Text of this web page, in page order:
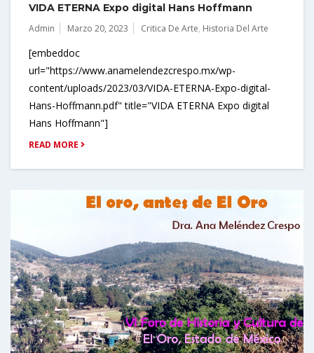
VIDA ETERNA Expo digital Hans Hoffmann
Admin Marzo 20, 2023 Critica De Arte, Historia Del Arte
[embeddoc
url="https://www.anamelendezcrespo.mx/wp-
content/uploads/2023/03/VIDA-ETERNA-Expo-digital-
Hans-Hoffmann.pdf" title="VIDA ETERNA Expo digital
Hans Hoffmann"]
READ MORE